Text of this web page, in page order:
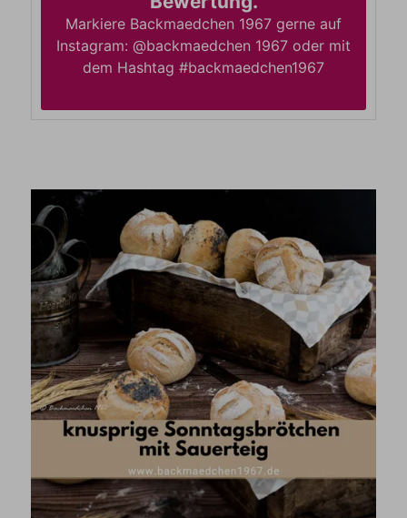
Markiere Backmaedchen 1967 gerne auf
Instagram: @backmaedchen 1967 oder mit
dem Hashtag #backmaedchen1967